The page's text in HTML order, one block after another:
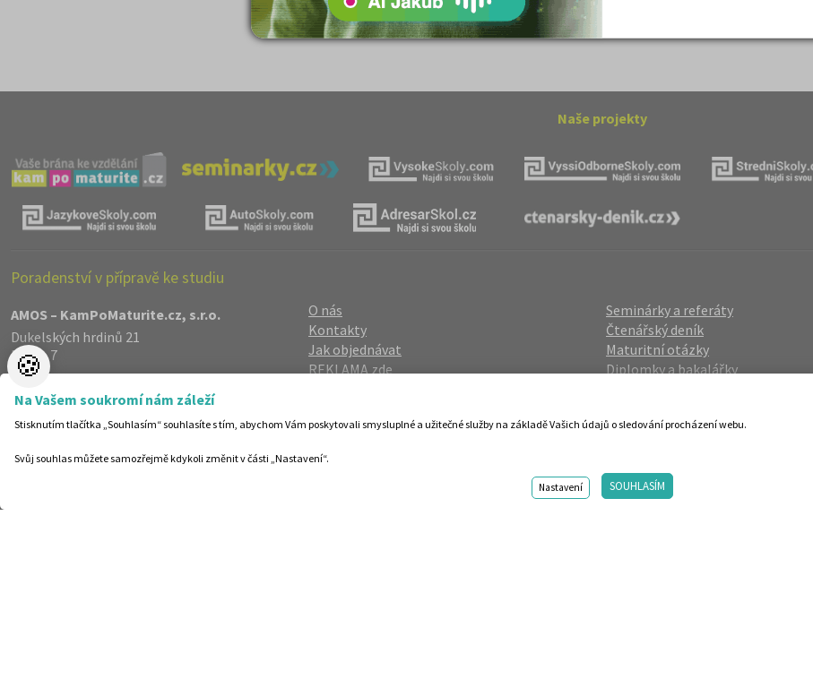
Naše projekty
Poradenství v přípravě ke studiu
AMOS – KamPoMaturite.cz, s.r.o.
Dukelských hrdinů 21
Praha 7
170 00
info@kampomaturite.cz
O nás
Kontakty
Jak objednávat
REKLAMA zde
Registrace/Login
Helpdesk
Seminárky a referáty
Čtenářský deník
Maturitní otázky
Diplomky a bakalářky
Přijímací zkoušky
🍪
Na Vašem soukromí nám záleží
Stisknutím tlačítka „Souhlasím“ souhlasíte s tím, abychom Vám poskytovali smysluplné a užitečné služby na základě Vašich údajů o sledování procházení webu.
Svůj souhlas můžete samozřejmě kdykoli změnit v části „Nastavení“.
Nastavení SOUHLASÍM